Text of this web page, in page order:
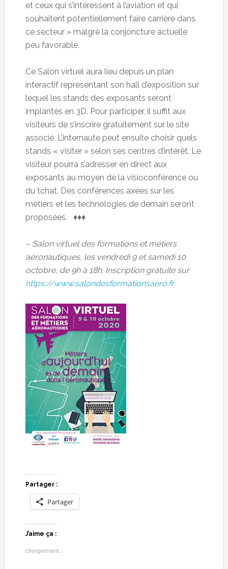
et ceux qui s’intéressent à l’aviation et qui
souhaitent potentiellement faire carrière dans
ce secteur » malgré la conjoncture actuelle
peu favorable.
Ce Salon virtuel aura lieu depuis un plan
interactif représentant son hall d’exposition sur
lequel les stands des exposants seront
implantés en 3D. Pour participer, il suffit aux
visiteurs de s’inscrire gratuitement sur le site
associé. L’internaute peut ensuite choisir quels
stands « visiter » selon ses centres d’intérêt. Le
visiteur pourra s’adresser en direct aux
exposants au moyen de la visioconférence ou
du tchat. Des conférences axées sur les
métiers et les technologies de demain seront
proposées. ♦♦♦
– Salon virtuel des formations et métiers
aéronautiques, les vendredi 9 et samedi 10
octobre, de 9h à 18h. Inscription gratuite sur
https://www.salondesformationsaero.fr
Partager :
Partager
J’aime ça :
chargement…